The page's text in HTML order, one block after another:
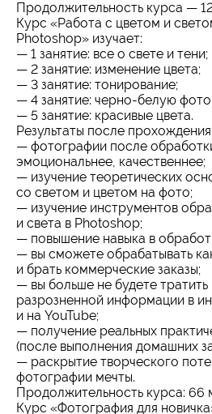
Продолжительность курса —
Курс «Работа с цветом и
Photoshop» изучает:
— 1 занятие: все о свете и тени;
— 2 занятие: изменение цвета;
— 3 занятие: тонирование;
— 4 занятие: черно-белую
— 5 занятие: красивые цвета.
Результаты после
— фотографии после
эмоциональнее, качественнее;
— изучение теоретических
со светом и цветом на фото;
— изучение инструментов
и света в Photoshop;
— повышение навыка в
— вы сможете обрабатывать
и брать коммерческие заказы;
— вы больше не будете
разрозненной информации в
и на YouTube;
— получение реальных
(после выполнения домашних
— раскрытие творческого
фотографии мечты.
Продолжительность курса: 66
Курс «Фотография для